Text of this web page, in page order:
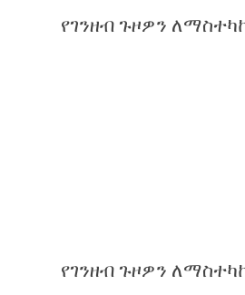
የገንዘብ ጉዞዎን
የገንዘብ ጉዞዎን